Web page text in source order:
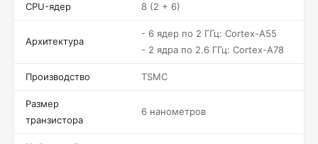
CPU-ядер 8 (2 + 6)
Архитектура
- 6 ядер по 2 ГГц: Cortex-A55
- 2 ядра по 2.6 ГГц: Cortex-A78
Производство TSMC
Размер
транзистора
6 нанометров